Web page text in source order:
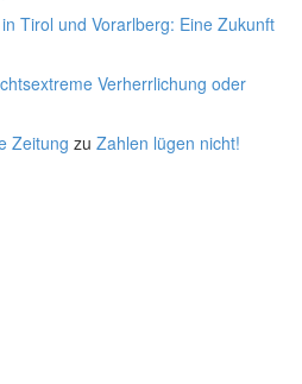
Tirol und Vorarlberg: Eine Zukunft
Verherrlichung oder
Zeitung zu Zahlen lügen nicht!